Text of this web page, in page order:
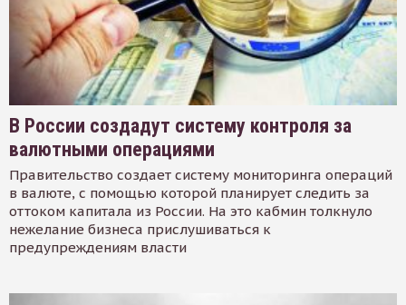
В России создадут систему контроля за
валютными операциями
Правительство создает систему мониторинга операций
в валюте, с помощью которой планирует следить за
оттоком капитала из России. На это кабмин толкнуло
нежелание бизнеса прислушиваться к
предупреждениям власти